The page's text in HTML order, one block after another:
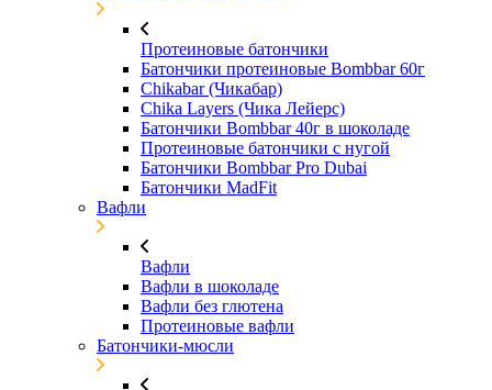
Протеиновые батончики
Батончики протеиновые Bombbar 60г
Chikabar (Чикабар)
Chika Layers (Чика Лейерс)
Батончики Bombbar 40г в шоколаде
Протеиновые батончики с нугой
Батончики Bombbar Pro Dubai
Батончики MadFit
Вафли
Вафли
Вафли в шоколаде
Вафли без глютена
Протеиновые вафли
Батончики-мюсли